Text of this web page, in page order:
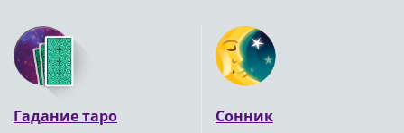
Гадание таро Сонник